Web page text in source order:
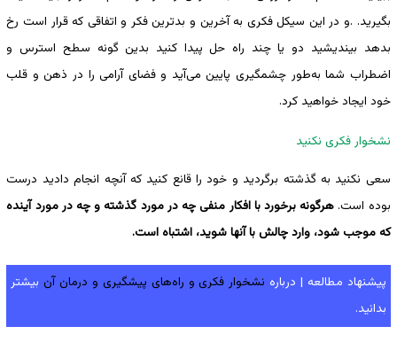
بگیرید. .و در این سیکل فکری به آخرین و بدترین فکر و اتفاقی که قرار است رخ
بدهد بیندیشید دو یا چند راه حل پیدا کنید بدین گونه سطح استرس و
اضطراب شما به‌طور چشمگیری پایین می‌آید و فضای آرامی را در ذهن و قلب
خود ایجاد خواهید کرد.
نشخوار فکری نکنید
سعی نکنید به گذشته برگردید و خود را قانع کنید که آنچه انجام دادید درست
بوده است. هرگونه برخورد با افکار منفی چه در مورد گذشته و چه در مورد آینده
که موجب شود، وارد چالش با آنها شوید، اشتباه است.
پیشنهاد مطالعه | درباره نشخوار فکری و راه‌های پیشگیری و درمان آنبیشتر
بدانید.